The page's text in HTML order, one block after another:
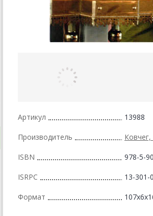
Артикул 13988
Производитель
ISBN 978-5-
ISRPC 13-301-
Формат